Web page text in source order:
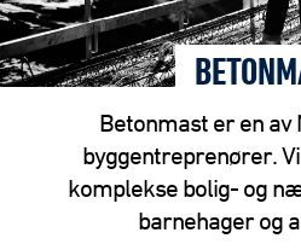
Betonmast er en av
byggentreprenører.
komplekse bolig- og
barnehager og